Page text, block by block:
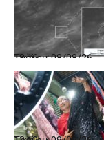
Thời sự
08/08/26, 18:16
Thời sự
08/08/26, 13:13